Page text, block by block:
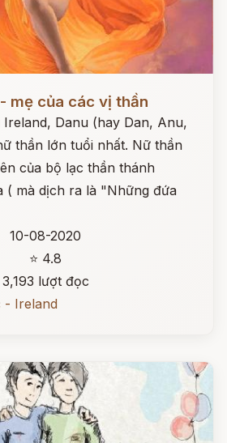
mẹ của các vị thần
Danu (hay Dan, Anu,
thần lớn tuổi nhất. Nữ thần
của bộ lạc thần thánh
( mà dịch ra là "Những đứa
10-08-2020
⭐ 4.8
3,193 lượt đọc
- Ireland